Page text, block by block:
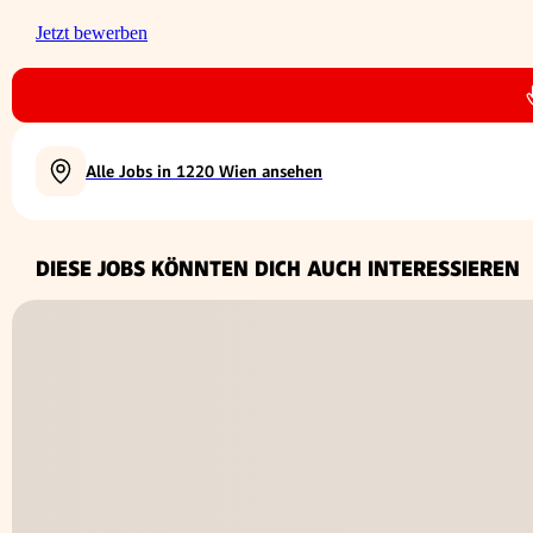
Jetzt bewerben
Alle Jobs in 1220 Wien ansehen
DIESE JOBS KÖNNTEN DICH AUCH INTERESSIEREN